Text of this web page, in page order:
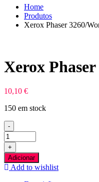
Home
Produtos
Xerox Phaser 3260/
Xerox
10,10 €
150 em stock
-
Quantidade
de
Xerox
Phaser
3260/WorkCentre
+
Adicionar
Add to wishlist